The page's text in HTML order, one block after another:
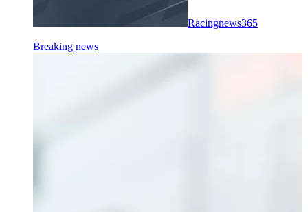
Racingnews365
Breaking news